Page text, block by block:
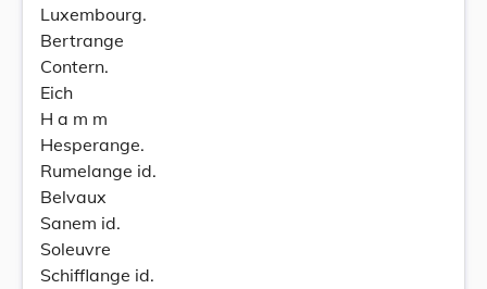
Luxembourg.
Bertrange
Contern.
Eich
H a m m
Hesperange.
Rumelange id.
Belvaux
Sanem id.
Soleuvre
Schifflange id.